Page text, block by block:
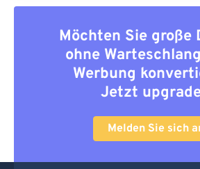
Möchten Sie große
ohne
Werbung
Jetzt
Melden Sie sich